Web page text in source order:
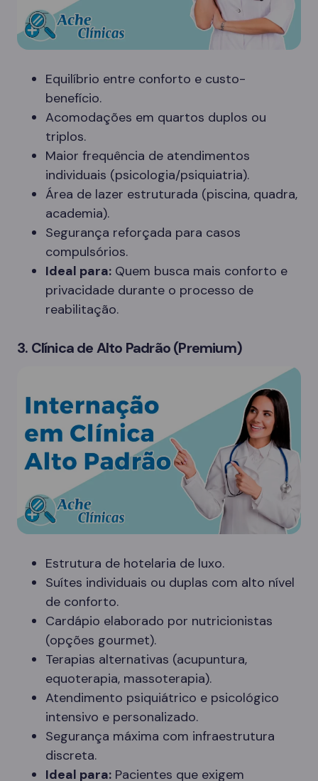
Equilíbrio entre conforto e custo-
benefício.
Acomodações em quartos duplos ou
triplos.
Maior frequência de atendimentos
individuais (psicologia/psiquiatria).
Área de lazer estruturada (piscina, quadra,
academia).
Segurança reforçada para casos
compulsórios.
Ideal para: Quem busca mais conforto e
privacidade durante o processo de
reabilitação.
3. Clínica de Alto Padrão (Premium)
Estrutura de hotelaria de luxo.
Suítes individuais ou duplas com alto nível
de conforto.
Cardápio elaborado por nutricionistas
(opções gourmet).
Terapias alternativas (acupuntura,
equoterapia, massoterapia).
Atendimento psiquiátrico e psicológico
intensivo e personalizado.
Segurança máxima com infraestrutura
discreta.
Ideal para: Pacientes que exigem